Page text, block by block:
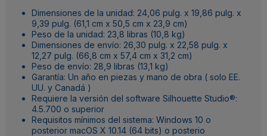
Dimensiones de la unidad: 24,06 pulg. x 19,86 pulg. x
9,39 pulg. (61,1 cm x 50,5 cm x 23,9 cm)​
Peso de la unidad: 23,8 libras (10,8 kg)​
Dimensiones de envío: 26,30 pulg. x 22,58 pulg. x
12,27 pulg. (66,8 cm x 57,4 cm x 31,2 cm)​
Peso de envío: 28,9 libras (13,1 kg)
Garantía: Un año en piezas y mano de obra ( solo EE.
UU. y Canadá )
Requiere la versión del software Silhouette Studio®:
4.5.700 o superior​
Requisitos mínimos del sistema: Windows 10 o
posterior macOS X 10.14 (64 bits) o posterio